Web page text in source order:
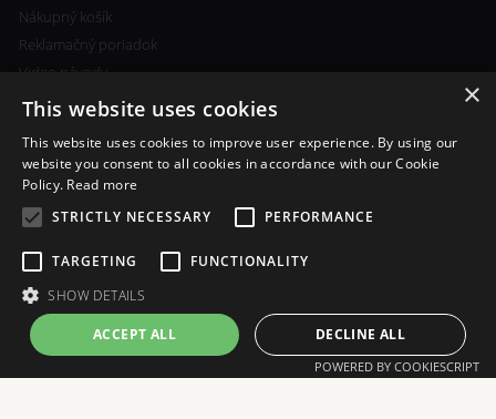
Nákupný košík
Reklamačný poriadok
Video návody
Ďalšie informácie
Ceny poštovného a spôsobu
Vlastní míchání liquidu
×
This website uses cookies
This website uses cookies to improve user experience. By using our
website you consent to all cookies in accordance with our Cookie
Policy. Read more
STRICTLY NECESSARY
PERFORMANCE
TARGETING
FUNCTIONALITY
SHOW DETAILS
ACCEPT ALL DECLINE ALL
POWERED BY COOKIESCRIPT